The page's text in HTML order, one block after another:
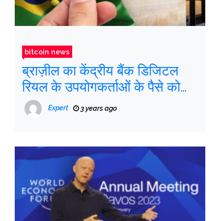
bitcoin news
ब्राज़ील का केंद्रीय बैंक डिजिटल
रियल के उपयोगकर्ताओं के पैसे को
नियंत्रित करेगा
Expert 3 years ago